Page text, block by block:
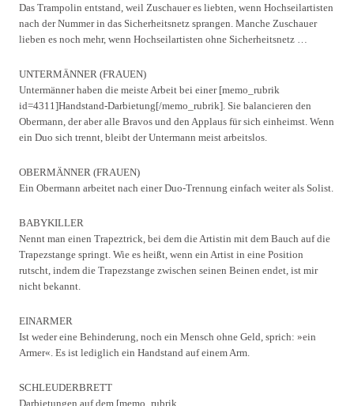
Das Trampolin entstand, weil Zuschauer es liebten, wenn Hochseilartisten
nach der Nummer in das Sicherheitsnetz sprangen. Manche Zuschauer
lieben es noch mehr, wenn Hochseilartisten ohne Sicherheitsnetz …
UNTERMÄNNER (FRAUEN)
Untermänner haben die meiste Arbeit bei einer [memo_rubrik
id=4311]Handstand-Darbietung[/memo_rubrik]. Sie balancieren den
Obermann, der aber alle Bravos und den Applaus für sich einheimst. Wenn
ein Duo sich trennt, bleibt der Untermann meist arbeitslos.
OBERMÄNNER (FRAUEN)
Ein Obermann arbeitet nach einer Duo-Trennung einfach weiter als Solist.
BABYKILLER
Nennt man einen Trapeztrick, bei dem die Artistin mit dem Bauch auf die
Trapezstange springt. Wie es heißt, wenn ein Artist in eine Position
rutscht, indem die Trapezstange zwischen seinen Beinen endet, ist mir
nicht bekannt.
EINARMER
Ist weder eine Behinderung, noch ein Mensch ohne Geld, sprich: »ein
Armer«. Es ist lediglich ein Handstand auf einem Arm.
SCHLEUDERBRETT
Darbietungen auf dem [memo_rubrik